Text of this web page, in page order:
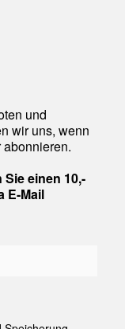
und
wir uns, wenn
einen 10,-
E-Mail